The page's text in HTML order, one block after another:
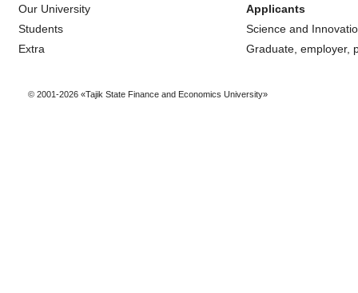
Our University
Applicants
Students
Science and
Extra
Graduate, employer,
© 2001-2026 «Tajik State Finance and Economics University»